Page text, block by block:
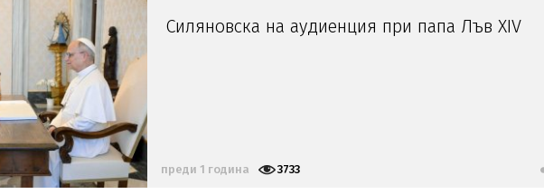
Силяновска на аудиенция при папа Лъв XIV
преди 1 година 3733